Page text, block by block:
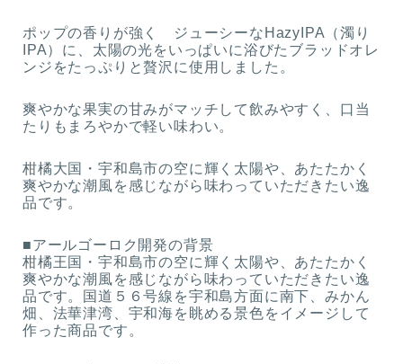
ポップの香りが強く ジューシーなHazyIPA（濁り
IPA）に、太陽の光をいっぱいに浴びたブラッドオレ
ンジをたっぷりと贅沢に使用しました。
爽やかな果実の甘みがマッチして飲みやすく、口当
たりもまろやかで軽い味わい。
柑橘大国・宇和島市の空に輝く太陽や、あたたかく
爽やかな潮風を感じながら味わっていただきたい逸
品です。
■アールゴーロク開発の背景
柑橘王国・宇和島市の空に輝く太陽や、あたたかく
爽やかな潮風を感じながら味わっていただきたい逸
品です。国道５６号線を宇和島方面に南下、みかん
畑、法華津湾、宇和海を眺める景色をイメージして
作った商品です。